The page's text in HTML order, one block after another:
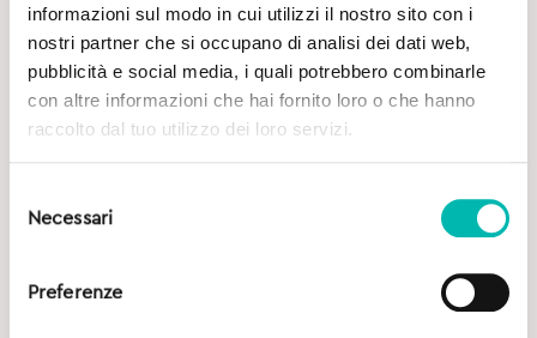
informazioni sul modo in cui utilizzi il nostro sito con i
nostri partner che si occupano di analisi dei dati web,
pubblicità e social media, i quali potrebbero combinarle
con altre informazioni che hai fornito loro o che hanno
raccolto dal tuo utilizzo dei loro servizi.
delNecessari
Preferenze
Potrebbe Interessarti